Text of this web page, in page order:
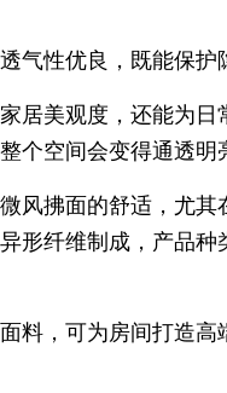
气性优良，既能保护
居美观度，还能为
个空间会变得通透明
风拂面的舒适，尤
形纤维制成，产品
料，可为房间打造高